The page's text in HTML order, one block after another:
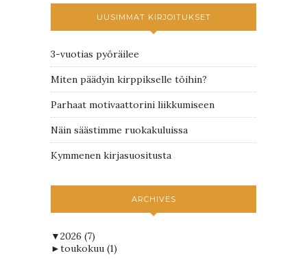
UUSIMMAT KIRJOITUKSET
3-vuotias pyöräilee
Miten päädyin kirppikselle töihin?
Parhaat motivaattorini liikkumiseen
Näin säästimme ruokakuluissa
Kymmenen kirjasuositusta
ARCHIVES
▼2026 (7)
►toukokuu (1)